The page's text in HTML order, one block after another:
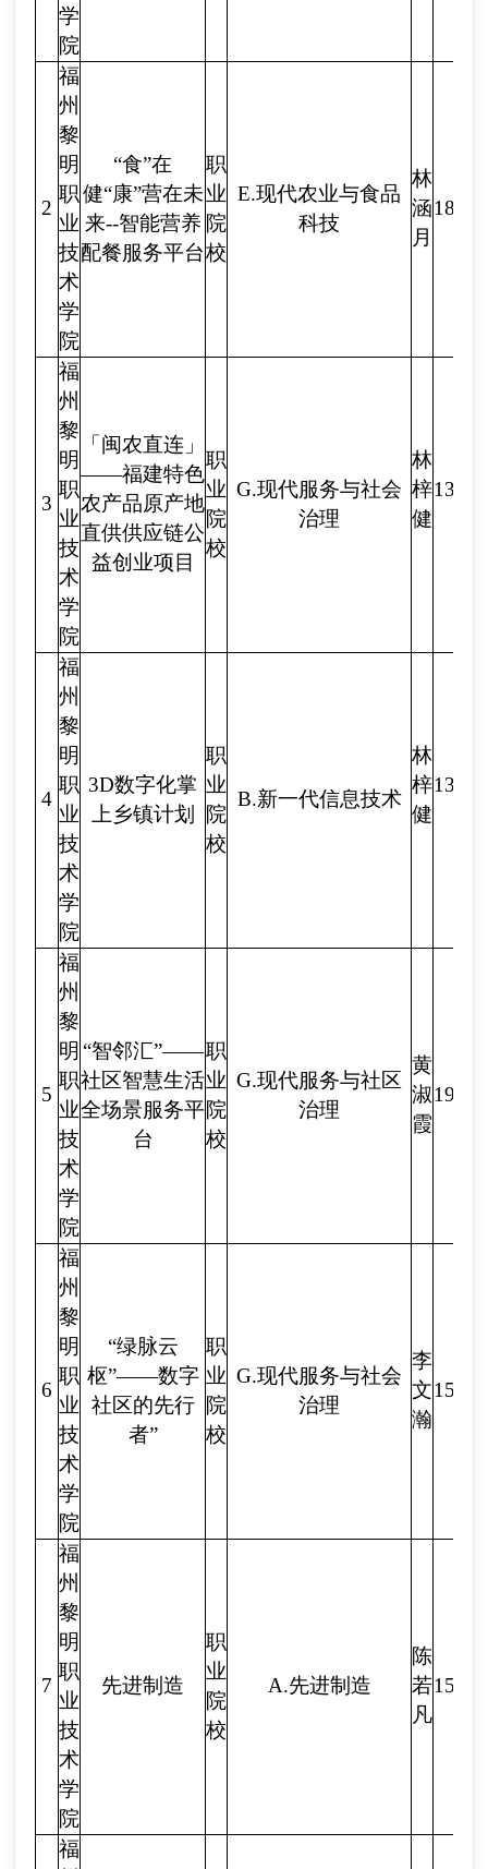
学
院
2
福
州
黎
明
职
业
技
术
学
院
“食”在
健“康”营在未
来--智能营养
配餐服务平台
职
业
院
校
E.现代农业与食品
科技
林
涵
月
3
福
州
黎
明
职
业
技
术
学
院
「闽农直连」
——福建特色
农产品原产地
直供供应链公
益创业项目
职
业
院
校
G.现代服务与社会
治理
林
梓
健
4
福
州
黎
明
职
业
技
术
学
院
3D数字化掌
上乡镇计划
职
业
院
校
B.新一代信息技术
林
梓
健
5
福
州
黎
明
职
业
技
术
学
院
“智邻汇”——
社区智慧生活
全场景服务平
台
职
业
院
校
G.现代服务与社区
治理
黄
淑
霞
6
福
州
黎
明
职
业
技
术
学
院
“绿脉云
枢”——数字
社区的先行
者”
职
业
院
校
G.现代服务与社会
治理
李
文
瀚
7
福
州
黎
明
职
业
技
术
学
院
先进制造
职
业
院
校
A.先进制造
陈
若
凡
福